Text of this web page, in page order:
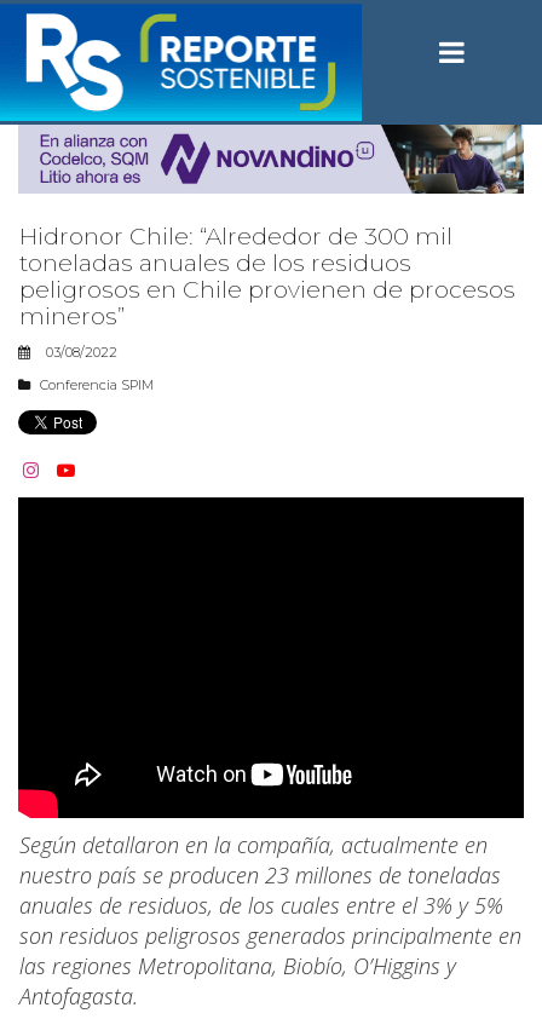
Hidronor Chile: “Alrededor de 300 mil
toneladas anuales de los residuos
peligrosos en Chile provienen de procesos
mineros”
03/08/2022
Conferencia SPIM
 
Según detallaron en la compañía, actualmente en
nuestro país se producen 23 millones de toneladas
anuales de residuos, de los cuales entre el 3% y 5%
son residuos peligrosos generados principalmente en
las regiones Metropolitana, Biobío, O’Higgins y
Antofagasta.